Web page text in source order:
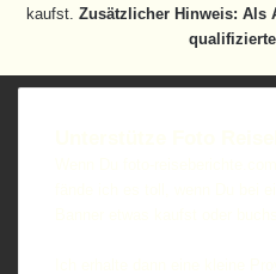
kaufst. Zusätzlicher Hinweis: Als